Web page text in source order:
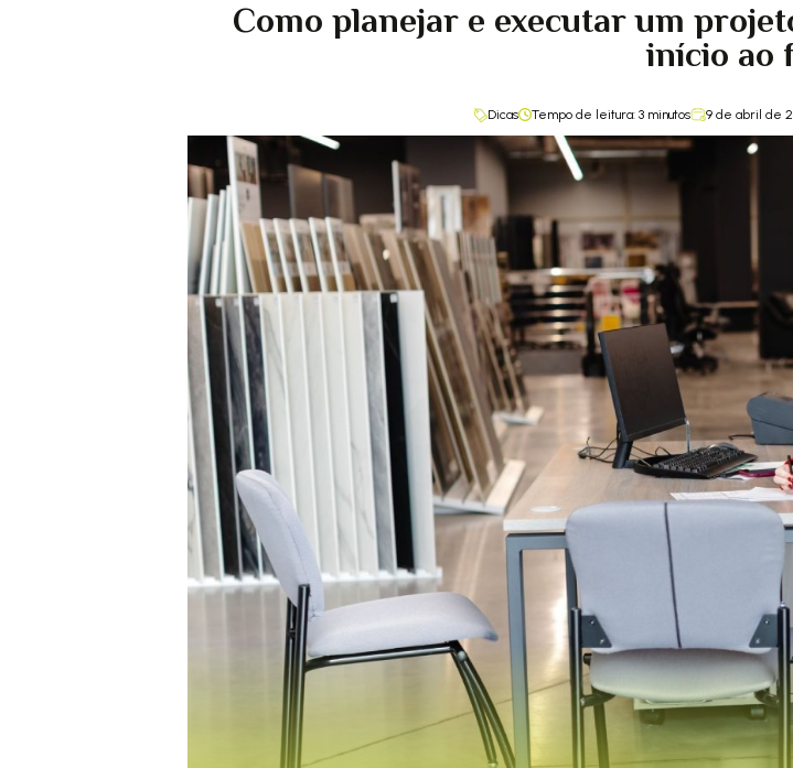
Como planejar e executar um
início ao
Dicas Tempo de leitura: 3 minutos 9 de abril de